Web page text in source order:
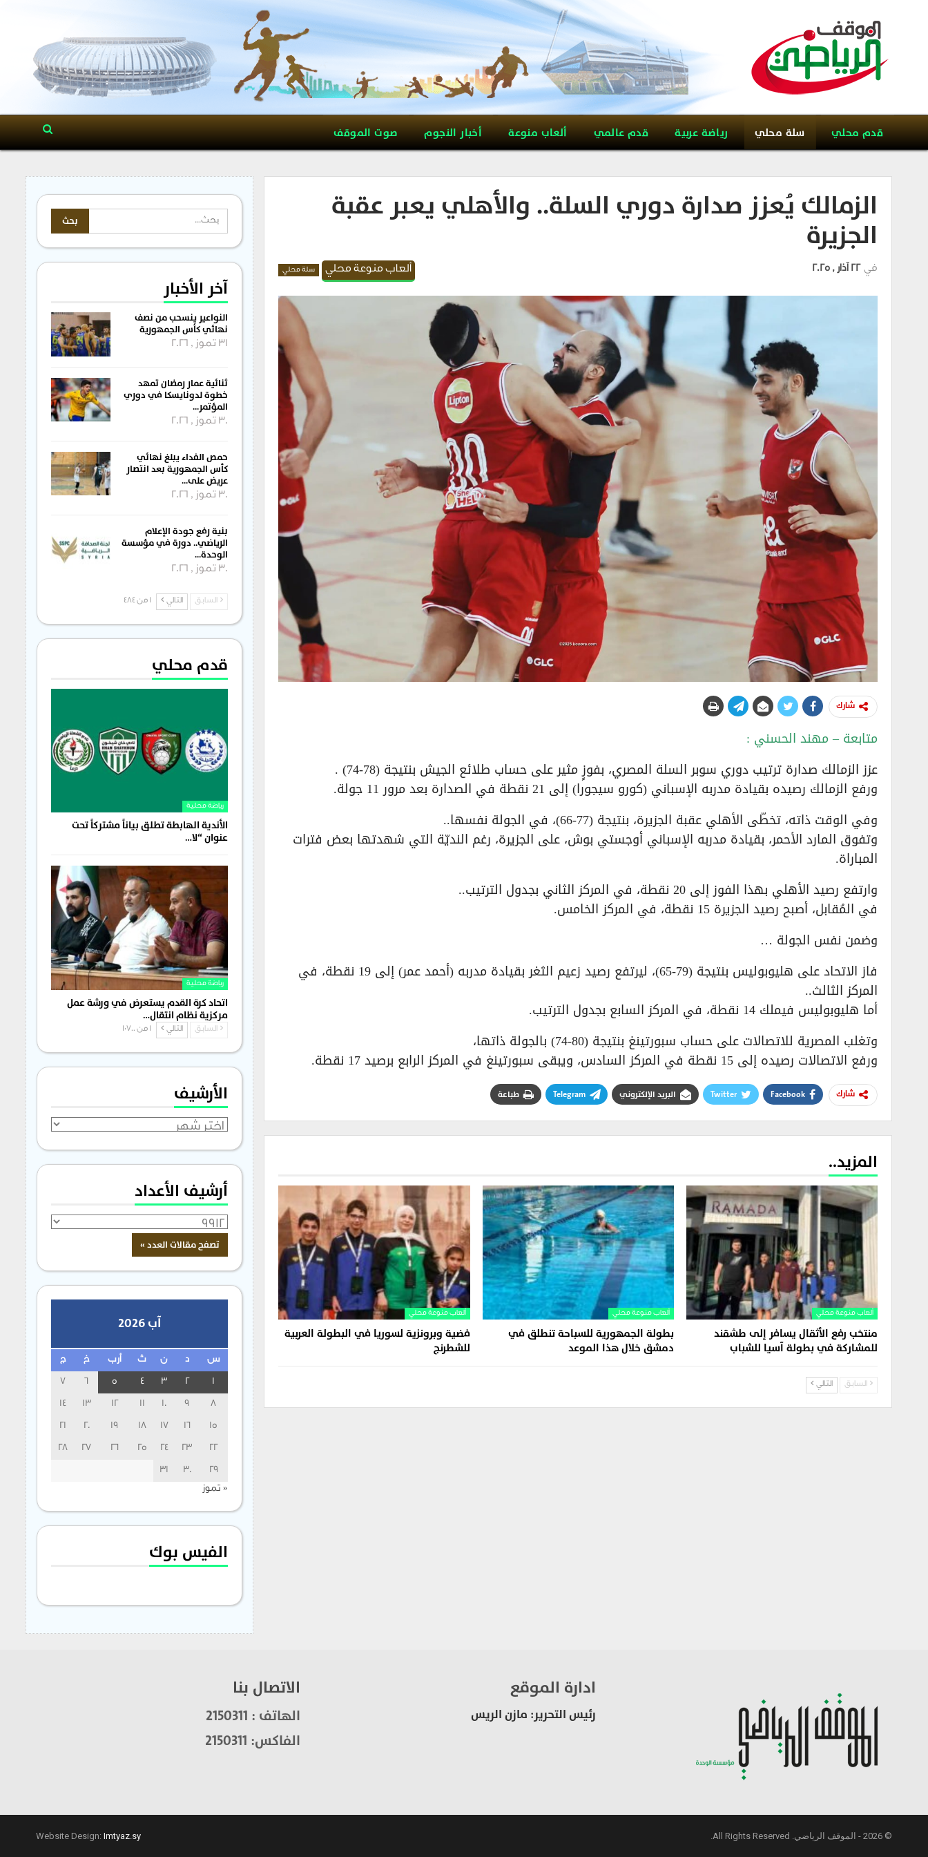
قدم محلي سلة محلي رياضة عربية قدم عالمي ألعاب منوعة أخبار النجوم صوت الموقف
الزمالك يُعزز صدارة دوري السلة.. والأهلي يعبر عقبة
الجزيرة
ألعاب منوعة محلي سلة محلي في 22 آذار , 2025
شارك
متابعة – مهند الحسني :
عزز الزمالك صدارة ترتيب دوري سوبر السلة المصري، بفوزٍ مثير على حساب طلائع الجيش بنتيجة (78-74) .
ورفع الزمالك رصيده بقيادة مدربه الإسباني (كورو سيجورا) إلى 21 نقطة في الصدارة بعد مرور 11 جولة.
وفي الوقت ذاته، تخطّى الأهلي عقبة الجزيرة، بنتيجة (77-66)، في الجولة نفسها..
وتفوق المارد الأحمر، بقيادة مدربه الإسباني أوجستي بوش، على الجزيرة، رغم النديّة التي شهدتها بعض فترات
المباراة.
وارتفع رصيد الأهلي بهذا الفوز إلى 20 نقطة، في المركز الثاني بجدول الترتيب..
في المُقابل، أصبح رصيد الجزيرة 15 نقطة، في المركز الخامس.
وضمن نفس الجولة …
فاز الاتحاد على هليوبوليس بنتيجة (79-65)، ليرتفع رصيد زعيم الثغر بقيادة مدربه (أحمد عمر) إلى 19 نقطة، في
المركز الثالث..
أما هليوبوليس فيملك 14 نقطة، في المركز السابع بجدول الترتيب.
وتغلب المصرية للاتصالات على حساب سبورتينغ بنتيجة (80-74) بالجولة ذاتها،
ورفع الاتصالات رصيده إلى 15 نقطة في المركز السادس، ويبقى سبورتينغ في المركز الرابع برصيد 17 نقطة.
شارك Facebook
Twitter البريد الإلكتروني Telegram طباعة
المزيد..
ألعاب منوعة محلي
منتخب رفع الأثقال يسافر إلى طشقند
للمشاركة في بطولة آسيا للشباب
ألعاب منوعة محلي
بطولة الجمهورية للسباحة تنطلق في
دمشق خلال هذا الموعد
ألعاب منوعة محلي
فضية وبرونزية لسوريا في البطولة العربية
للشطرنج
السابق التالي
آخر الأخبار
النواعير ينسحب من نصف
نهائي كأس الجمهورية
31 تموز , 2026
ثنائية عمار رمضان تمهد
خطوة لدونايسكا في دوري
المؤتمر…
30 تموز , 2026
حمص الفداء يبلغ نهائي
كأس الجمهورية بعد انتصار
عريض على…
30 تموز , 2026
بنية رفع جودة الإعلام
الرياضي.. دورة في مؤسسة
الوحدة…
30 تموز , 2026
السابق التالي 1 من 484
قدم محلي
رياضة محلية
الأندية الهابطة تطلق بياناً مشتركاً تحت
عنوان “لا…
رياضة محلية
اتحاد كرة القدم يستعرض في ورشة عمل
مركزية نظام انتقال…
السابق التالي 1 من 1٬700
الأرشيف
الأرشيف
أرشيف الأعداد
آب 2026
س د ن ث أرب خ ج
1
2
3
4
5
6
7
8
9
10
11
12
13
14
15
16
17
18
19
20
21
22
23
24
25
26
27
28
29
30
31
« تموز
الفيس بوك
ادارة الموقع
رئيس التحرير: مازن الريس
الاتصال بنا
الهاتف : 2150311
الفاكس: 2150311
© 2026 - الموقف الرياضي. All Rights Reserved. Website Design: Imtyaz.sy